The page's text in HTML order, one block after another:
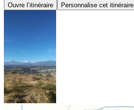
Ouvre l’itinéraire Personnalise cet itinéraire